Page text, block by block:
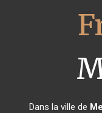
Dans la ville de